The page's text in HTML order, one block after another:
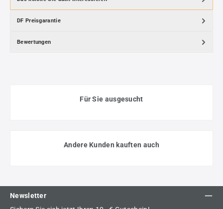
DF Preisgarantie
Bewertungen
Für Sie ausgesucht
Andere Kunden kauften auch
Newsletter